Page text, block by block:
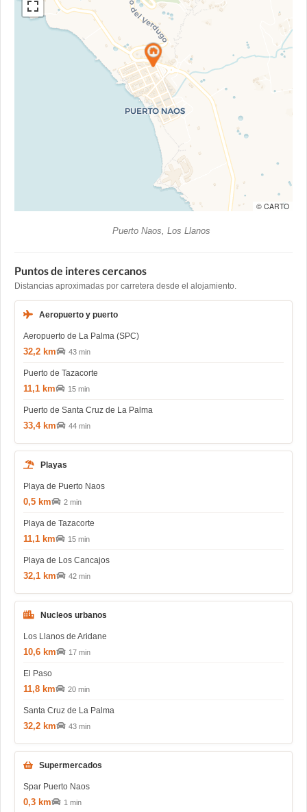
© CARTO
Puerto Naos, Los Llanos
Puntos de interes cercanos
Distancias aproximadas por carretera desde el alojamiento.
Aeropuerto y puerto
Aeropuerto de La Palma (SPC)
32,2 km 43 min
Puerto de Tazacorte
11,1 km 15 min
Puerto de Santa Cruz de La Palma
33,4 km 44 min
Playas
Playa de Puerto Naos
0,5 km 2 min
Playa de Tazacorte
11,1 km 15 min
Playa de Los Cancajos
32,1 km 42 min
Nucleos urbanos
Los Llanos de Aridane
10,6 km 17 min
El Paso
11,8 km 20 min
Santa Cruz de La Palma
32,2 km 43 min
Supermercados
Spar Puerto Naos
0,3 km 1 min